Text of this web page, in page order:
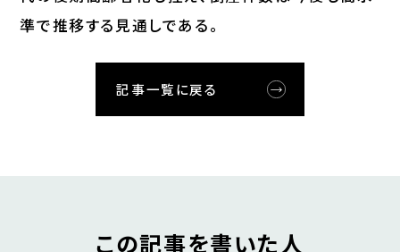
準で推移する見通しである。
記事一覧に戻る
この記事を書いた人